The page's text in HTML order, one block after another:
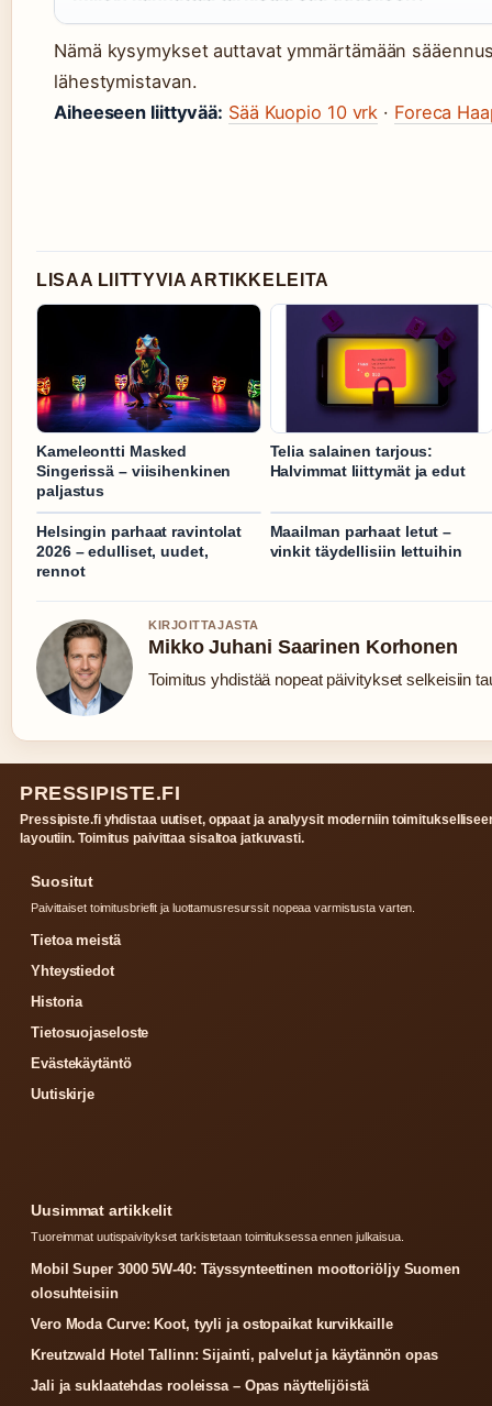
Nämä kysymykset auttavat ymmärtämään
lähestymistavan.
Aiheeseen liittyvää: Sää Kuopio 10 vrk · Foreca
LISAA LIITTYVIA ARTIKKELEITA
Kameleontti Masked
Singerissä – viisihenkinen
paljastus
Telia salainen tarjous:
Halvimmat liittymät ja edut
Helsingin parhaat ravintolat
2026 – edulliset, uudet,
rennot
Maailman parhaat letut –
vinkit täydellisiin lettuihin
KIRJOITTAJASTA
Mikko Juhani Saarinen Korhonen
Toimitus yhdistää nopeat päivitykset selkeisiin
PRESSIPISTE.FI
Pressipiste.fi yhdistaa uutiset, oppaat ja analyysit moderniin
layoutiin. Toimitus paivittaa sisaltoa jatkuvasti.
Suositut
Paivittaiset toimitusbriefit ja luottamusresurssit nopeaa varmistusta varten.
Tietoa meistä
Yhteystiedot
Historia
Tietosuojaseloste
Evästekäytäntö
Uutiskirje
Uusimmat artikkelit
Tuoreimmat uutispaivitykset tarkistetaan toimituksessa ennen julkaisua.
Mobil Super 3000 5W-40: Täyssynteettinen moottoriöljy Suomen
olosuhteisiin
Vero Moda Curve: Koot, tyyli ja ostopaikat kurvikkaille
Kreutzwald Hotel Tallinn: Sijainti, palvelut ja käytännön opas
Jali ja suklaatehdas rooleissa – Opas näyttelijöistä